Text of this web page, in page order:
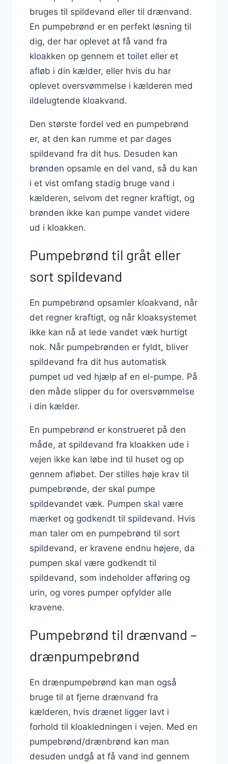
bruges til spildevand eller til drænvand.
En pumpebrønd er en perfekt løsning til
dig, der har oplevet at få vand fra
kloakken op gennem et toilet eller et
afløb i din kælder, eller hvis du har
oplevet oversvømmelse i kælderen med
ildelugtende kloakvand.
Den største fordel ved en pumpebrønd
er, at den kan rumme et par dages
spildevand fra dit hus. Desuden kan
brønden opsamle en del vand, så du kan
i et vist omfang stadig bruge vand i
kælderen, selvom det regner kraftigt, og
brønden ikke kan pumpe vandet videre
ud i kloakken.
Pumpebrønd til gråt eller
sort spildevand
En pumpebrønd opsamler kloakvand, når
det regner kraftigt, og når kloaksystemet
ikke kan nå at lede vandet væk hurtigt
nok. Når pumpebrønden er fyldt, bliver
spildevand fra dit hus automatisk
pumpet ud ved hjælp af en el-pumpe. På
den måde slipper du for oversvømmelse
i din kælder.
En pumpebrønd er konstrueret på den
måde, at spildevand fra kloakken ude i
vejen ikke kan løbe ind til huset og op
gennem afløbet. Der stilles høje krav til
pumpebrønde, der skal pumpe
spildevandet væk. Pumpen skal være
mærket og godkendt til spildevand. Hvis
man taler om en pumpebrønd til sort
spildevand, er kravene endnu højere, da
pumpen skal være godkendt til
spildevand, som indeholder afføring og
urin, og vores pumper opfylder alle
kravene.
Pumpebrønd til drænvand –
drænpumpebrønd
En drænpumpebrønd kan man også
bruge til at fjerne drænvand fra
kælderen, hvis drænet ligger lavt i
forhold til kloakledningen i vejen. Med en
pumpebrønd/drænbrønd kan man
desuden undgå at få vand ind gennem